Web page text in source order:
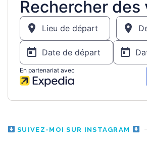
SUIVEZ-MOI SUR INSTAGRAM